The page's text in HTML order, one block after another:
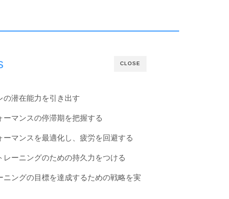
CLOSE
の潜在能力を引き出す
ーマンスの停滞期を把握する
ーマンスを最適化し、疲労を回避する
レーニングのための持久力をつける
ニングの目標を達成するための戦略を実